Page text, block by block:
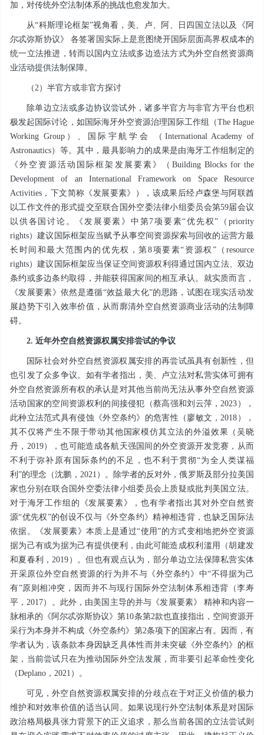
加，对传统外空法制体系的挑战也愈发加大。
从“科斯理论框架”视角看，美、卢、阿、日四国立法以及《阿
尔忒弥斯协议》 各签署国实际上是意图绕开国际层面高界权成本的
统一立法推进，转而以国内立法或多边造法方式为外空自然资源商
业活动提供法制保障。
（2）半官方或非官方探讨
除单边立法或多边协议尝试外，诸多半官方与非官方平台也积
极发起国际讨论，如国际海牙外空资源治理国际工作组（The Hague
Working Group）、国际宇航学会 （International Academy of
Astronautics）等。其中，最具影响力的成果是由海牙工作组制定的
《外空资源活动国际框架发展要素》（Building Blocks for the
Development of an International Framework on Space Resource
Activities，下文简称《发展要素》），该成果后经卢森堡与阿联酋
以工作文件的形式提交至联合国外空委法律小组委员会第59届会议
以供各国讨论。《发展要素》中第7项要素“优先权”（priority
rights）建议国际框架应当赋予从事空间资源探索与回收的运营方最
长时间和最大范围内的优先权，第8项要素“资源权”（resource
rights）建议国际框架应当保证空间资源权利得通过国内立法、双边
条约或多边条约取得，并能获得国家间的相互承认。就实质而言，
《发展要素》依然是遵循“效益最大化”的思路，试图在现实活动发
展趋势下引入效率价值，从而廓清外空自然资源商业活动的法制障
碍。
2. 近年外空自然资源权属安排尝试的争议
国际社会对外空自然资源权属安排的再尝试虽具有创新性，但
也引发了众多争议。如有学者指出，美、卢立法对私营实体可拥有
外空自然资源所有权的承认是对其他当前尚无法从事外空自然资源
活动国家的空间资源权利的间接侵犯（蔡高强和刘云萍，2023），
此种立法范式具有侵蚀《外空条约》的危害性（廖敏文，2018），
其不仅将产生不限于带动其他国家模仿其立法的外溢效果（吴晓
丹，2019），也可能造成各航天强国间的外空资源开发竞赛，从而
不利于弥补原有国际条约的不足，也不利于贯彻“为全人类谋福
利”的理念（沈鹏，2021）。除学者的反对外，俄罗斯及部分拉美国
家也分别在联合国外空委法律小组委员会上质疑或批判美国立法。
对于海牙工作组的《发展要素》，也有学者指出其对外空自然资
源“优先权”的创设不仅与《外空条约》精神相违背，也缺乏国际法
依据。《发展要素》本质上是通过“使用”的方式变相地把外空资源
据为己有或为据为己有提供便利，由此可能造成权利滥用（胡建发
和夏春利，2019）。但也有观点认为，部分单边立法保障私营实体
开采原位外空自然资源的行为并不与《外空条约》中“不得据为己
有”原则相冲突，因而并不与现行国际外空法制体系相违背（李寿
平，2017）。此外，由美国主导的并与《发展要素》 精神和内容一
脉相承的《阿尔忒弥斯协议》第10条第2款也直接指出，空间资源开
采行为本身并不构成《外空条约》第2条项下的国家占有。因而，有
学者认为，该条款本身因缺乏具体性而并未突破《外空条约》的框
架，当前尝试只在为推动国际外空法发展，而非要引起革命性变化
（Deplano，2021）。
可见，外空自然资源权属安排的分歧点在于对正义价值的极力
维护和对效率价值的适当认同。如果说现行外空法制体系是对国际
政治格局极具张力背景下的正义追求，那么当前各国的立法尝试则